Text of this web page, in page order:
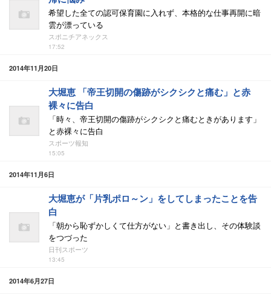
希望した全ての認可保育園に入れず、本格的な仕事再開に暗
雲が漂っている
スポニチアネックス
17:52
2014年11月20日
大堀恵 「帝王切開の傷跡がシクシクと痛む」と赤
裸々に告白
「時々、帝王切開の傷跡がシクシクと痛むときがあります」
と赤裸々に告白
スポーツ報知
15:05
2014年11月6日
大堀恵が「片乳ポロ～ン」をしてしまったことを告
白
「朝から恥ずかしくて仕方がない」と書き出し、その体験談
をつづった
日刊スポーツ
13:45
2014年6月27日